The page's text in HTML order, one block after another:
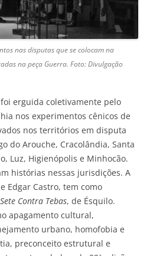
nas disputas que se colocam na
na peça Guerra. Foto: Divulgação
foi erguida coletivamente pelo
nos experimentos cênicos de
nos territórios em disputa
do Arouche, Cracolândia, Santa
Luz, Higienópolis e Minhocão.
histórias nessas jurisdições. A
Edgar Castro, tem como
Contra Tebas, de Ésquilo.
apagamento cultural,
urbano, homofobia e
preconceito estrutural e